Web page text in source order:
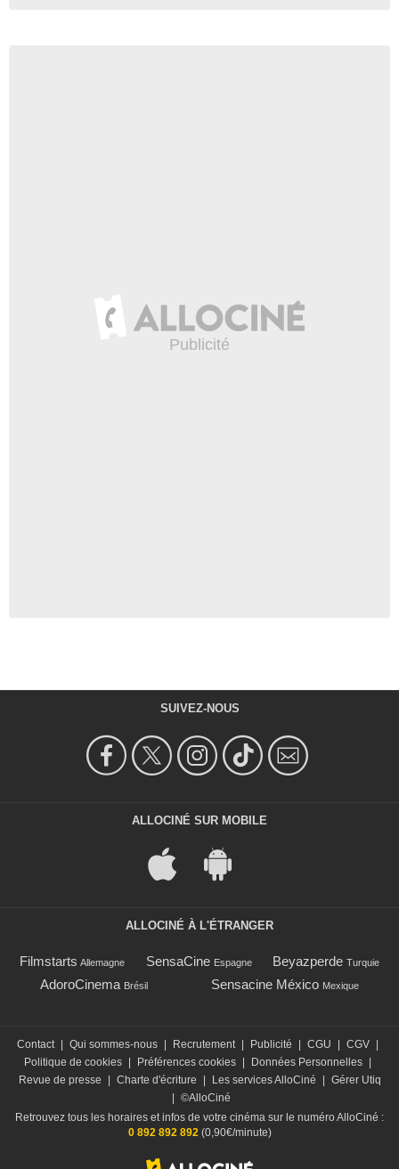
SUIVEZ-NOUS
ALLOCINÉ SUR MOBILE
ALLOCINÉ À L'ÉTRANGER
Filmstarts Allemagne SensaCine Espagne Beyazperde Turquie
AdoroCinema Brésil Sensacine México Mexique
Contact | Qui sommes-nous | Recrutement | Publicité | CGU | CGV |
Politique de cookies | Préférences cookies | Données Personnelles |
Revue de presse
| Charte d'écriture | Les services AlloCiné | Gérer Utiq
| ©AlloCiné
Retrouvez tous les horaires et infos de votre cinéma sur le numéro AlloCiné :
0 892 892 892 (0,90€/minute)